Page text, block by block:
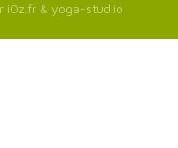
iOz.fr & yoga-stud.io